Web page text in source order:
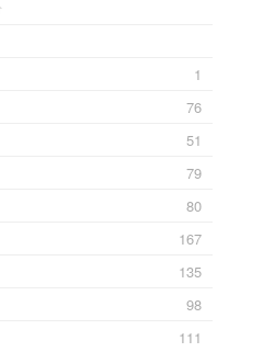
1
76
51
79
80
167
135
98
111